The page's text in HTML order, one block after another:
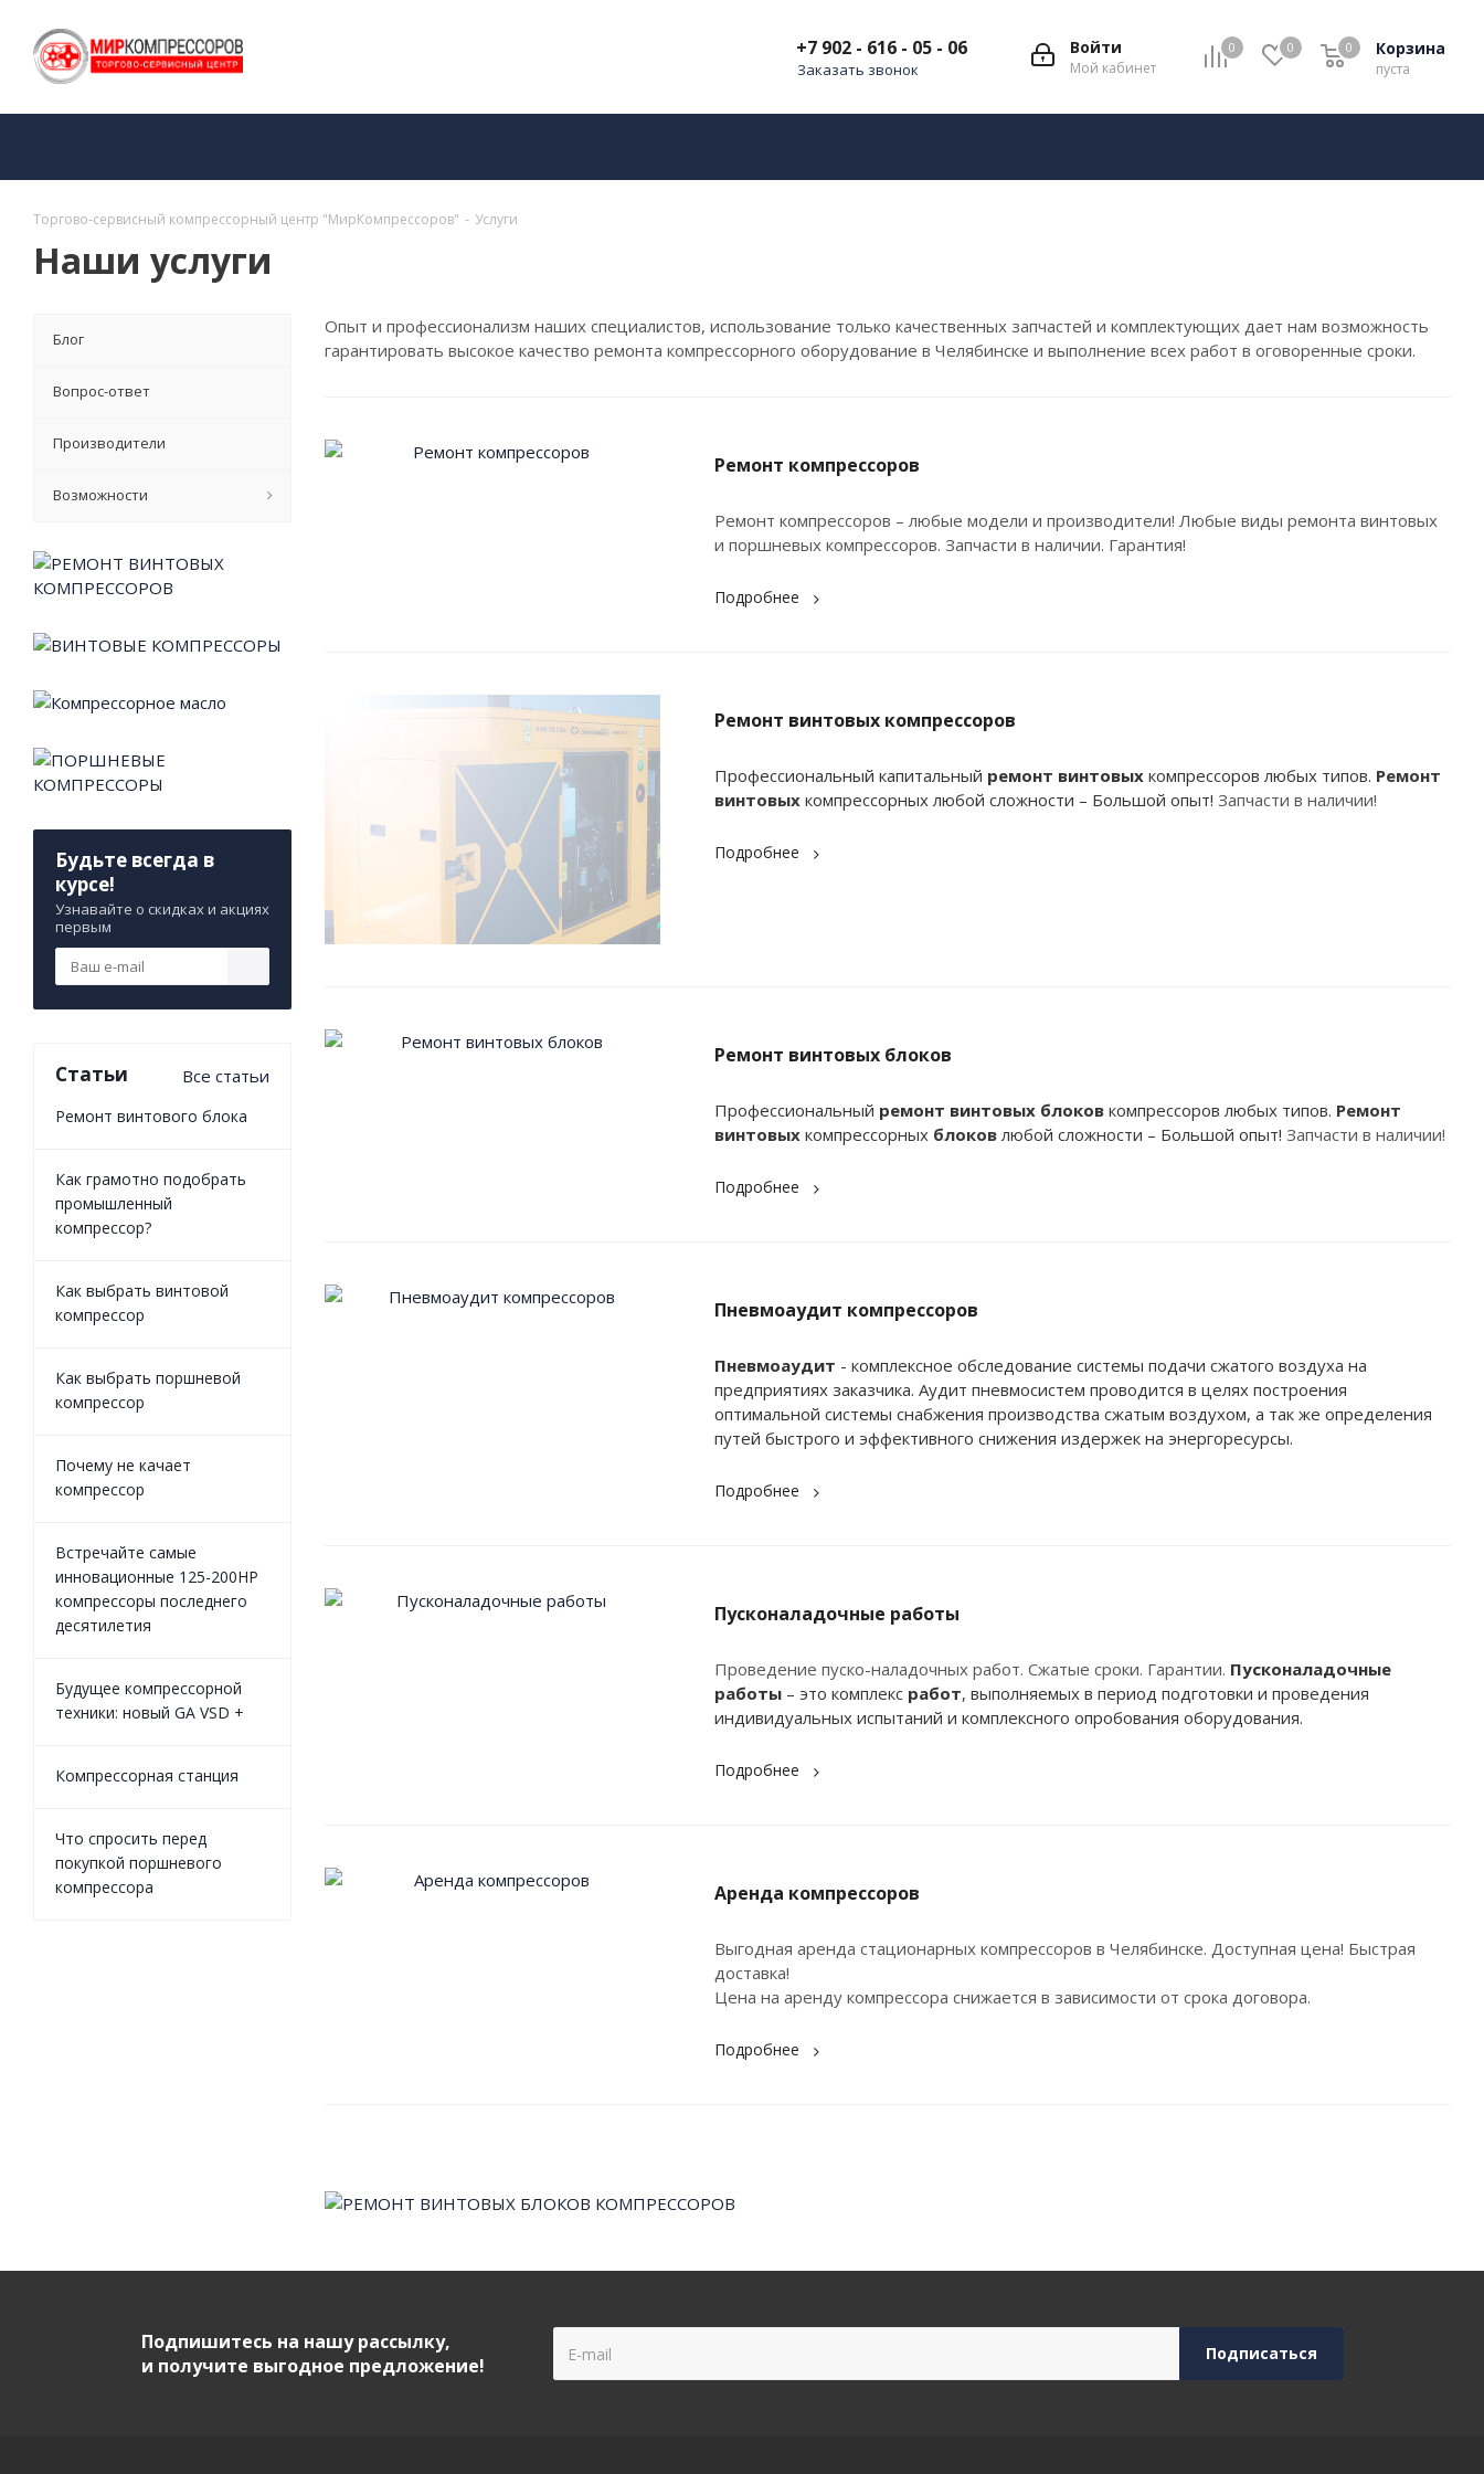
0 0 Корзина
пуста
0
Войти
Мой кабинет
+7 902 - 616 - 05 - 06
Заказать звонок
Торгово-сервисный компрессорный центр "МирКомпрессоров" - Услуги
Наши услуги
Опыт и профессионализм наших специалистов, использование только качественных запчастей и комплектующих дает нам возможность
гарантировать высокое качество ремонта компрессорного оборудование в Челябинске и выполнение всех работ в оговоренные сроки.
Ремонт компрессоров
Ремонт компрессоров – любые модели и производители! Любые виды ремонта винтовых
и поршневых компрессоров. Запчасти в наличии. Гарантия!
Подробнее
Ремонт винтовых компрессоров
Профессиональный капитальный ремонт винтовых компрессоров любых типов. Ремонт
винтовых компрессорных любой сложности – Большой опыт! Запчасти в наличии!
Подробнее
Ремонт винтовых блоков
Профессиональный ремонт винтовых блоков компрессоров любых типов. Ремонт
винтовых компрессорных блоковлюбой сложности – Большой опыт! Запчасти в наличии!
Подробнее
Пневмоаудит компрессоров
Пневмоаудит - комплексное обследование системы подачи сжатого воздуха на
предприятиях заказчика. Аудит пневмосистем проводится в целях построения
оптимальной системы снабжения производства сжатым воздухом, а так же определения
путей быстрого и эффективного снижения издержек на энергоресурсы.
Подробнее
Пусконаладочные работы
Проведение пуско-наладочных работ. Сжатые сроки. Гарантии. Пусконаладочные
работы – это комплекс работ, выполняемых в период подготовки и проведения
индивидуальных испытаний и комплексного опробования оборудования.
Подробнее
Аренда компрессоров
Выгодная аренда стационарных компрессоров в Челябинске. Доступная цена! Быстрая
доставка!
Цена на аренду компрессора снижается в зависимости от срока договора.
Подробнее
Блог
Вопрос-ответ
Производители
Возможности
Будьте всегда в
курсе!
Узнавайте о скидках и акциях
первым
Статьи Все статьи
Ремонт винтового блока
Как грамотно подобрать
промышленный
компрессор?
Как выбрать винтовой
компрессор
Как выбрать поршневой
компрессор
Почему не качает
компрессор
Встречайте самые
инновационные 125-200HP
компрессоры последнего
десятилетия
Будущее компрессорной
техники: новый GA VSD +
Компрессорная станция
Что спросить перед
покупкой поршневого
компрессора
Подпишитесь на нашу рассылку,
и получите выгодное предложение!